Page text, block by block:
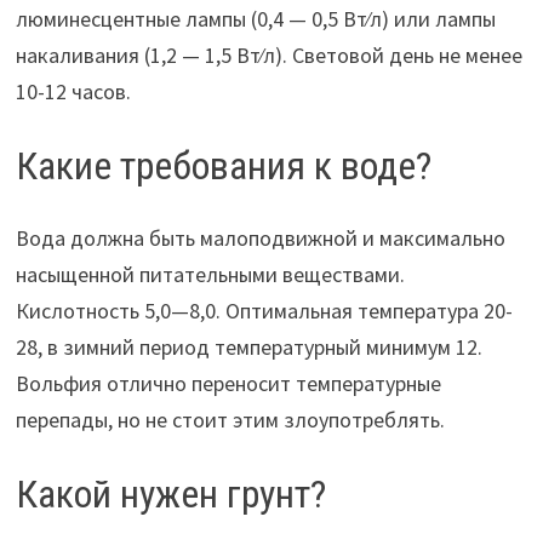
люминесцентные лампы (0,4 — 0,5 Вт⁄л) или лампы
накаливания (1,2 — 1,5 Вт⁄л). Световой день не менее
10-12 часов.
Какие требования к воде?
Вода должна быть малоподвижной и максимально
насыщенной питательными веществами.
Кислотность 5,0—8,0. Оптимальная температура 20-
28, в зимний период температурный минимум 12.
Вольфия отлично переносит температурные
перепады, но не стоит этим злоупотреблять.
Какой нужен грунт?